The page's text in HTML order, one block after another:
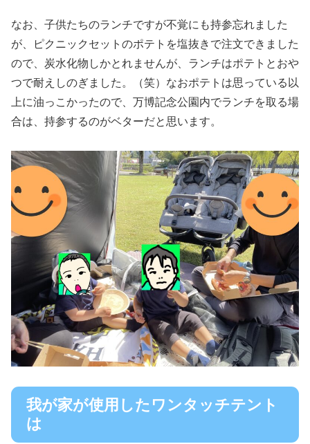
なお、子供たちのランチですが不覚にも持参忘れました
が、ピクニックセットのポテトを塩抜きで注文できました
ので、炭水化物しかとれませんが、ランチはポテトとおや
つで耐えしのぎました。（笑）なおポテトは思っている以
上に油っこかったので、万博記念公園内でランチを取る場
合は、持参するのがベターだと思います。
我が家が使用したワンタッチテント
は